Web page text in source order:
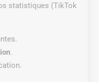
statistiques (TikTok
.